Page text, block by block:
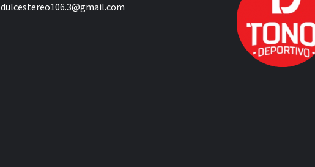
dulcestereo106.3@gmail.com